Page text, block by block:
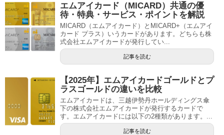
エムアイカード（MICARD）共通の優
待・特典・サービス・ポイントを解説
MICARD（エムアイカード）とMICARD+（エムアイ
カード プラス）いうカードがあります。どちらも株
式会社エムアイカードが発行してい...
記事を読む
【2025年】エムアイカードゴールドとプ
ラスゴールドの違いを比較
エムアイカードは、三越伊勢丹ホールディングス傘
下の株式会社エムアイカードが発行するカードで
す。エムアイカードには以下の2種類があります。...
記事を読む